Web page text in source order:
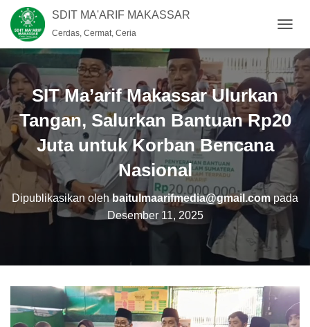
SDIT MA'ARIF MAKASSAR
Cerdas, Cermat, Ceria
O
G
L
E
N
A
I
S
I
SIT Ma’arif Makassar Ulurkan
Tangan, Salurkan Bantuan Rp20
Juta untuk Korban Bencana
Nasional
Dipublikasikan olehbaitulmaarifmedia@gmail.compada
Desember 11, 2025